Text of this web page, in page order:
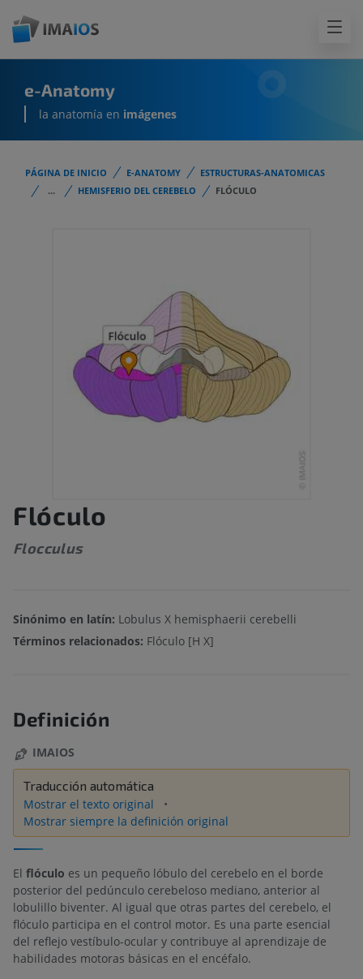
e-Anatomy
la anatomía en imágenes
PÁGINA DE INICIO E-ANATOMY
ESTRUCTURAS-ANATOMICAS
...
HEMISFERIO DEL CEREBELO FLÓCULO
Flóculo
Flocculus
Sinónimo en latín: Lobulus X hemisphaerii cerebelli
Términos relacionados: Flóculo [H X]
Definición
IMAIOS
Traducción automática
Mostrar el texto original
Mostrar siempre la definición original
El flóculo es un pequeño lóbulo del cerebelo en el borde
posterior del pedúnculo cerebeloso mediano, anterior al
lobulillo biventer. Al igual que otras partes del cerebelo, el
flóculo participa en el control motor. Es una parte esencial
del reflejo vestíbulo-ocular y contribuye al aprendizaje de
habilidades motoras básicas en el encéfalo.